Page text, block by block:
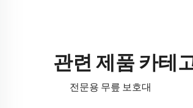
관련 제품 카테
전문용 무릎 보호대